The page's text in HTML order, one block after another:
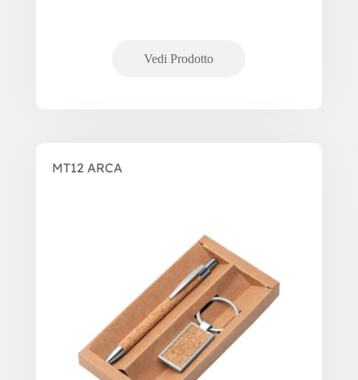
MT12 ARCA